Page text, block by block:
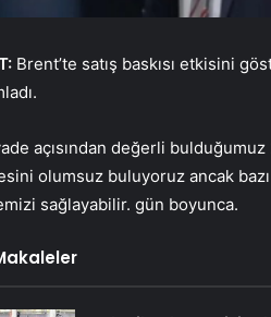
: Brent’te satış baskısı etkisini
açısından değerli
olumsuz buluyoruz ancak
sağlayabilir. gün boyunca.